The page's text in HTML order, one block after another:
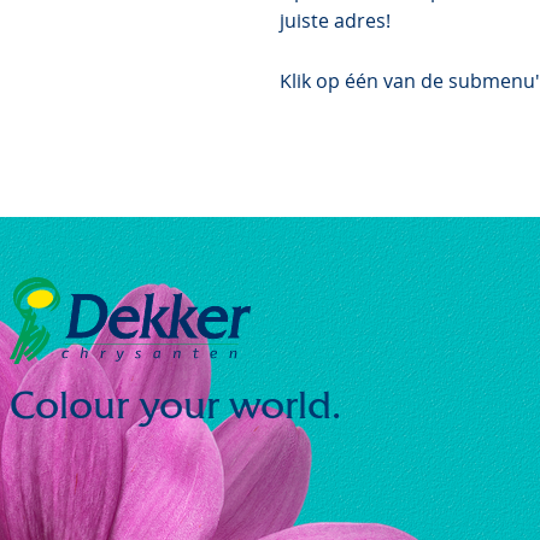
juiste adres!
Klik op één van de
Colour your world.